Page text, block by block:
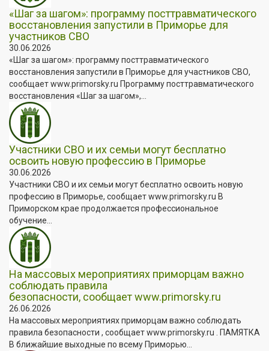
«Шаг за шагом»: программу посттравматического
восстановления запустили в Приморье для
участников СВО
30.06.2026
«Шаг за шагом»: программу посттравматического
восстановления запустили в Приморье для участников СВО,
сообщает www.primorsky.ru Программу посттравматического
восстановления «Шаг за шагом»,...
Участники СВО и их семьи могут бесплатно
освоить новую профессию в Приморье
30.06.2026
Участники СВО и их семьи могут бесплатно освоить новую
профессию в Приморье, сообщает www.primorsky.ru В
Приморском крае продолжается профессиональное
обучение...
На массовых мероприятиях приморцам важно
соблюдать правила
безопасности, сообщает www.primorsky.ru
26.06.2026
На массовых мероприятиях приморцам важно соблюдать
правила безопасности , сообщает www.primorsky.ru . ПАМЯТКА
В ближайшие выходные по всему Приморью...